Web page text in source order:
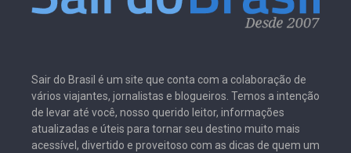
Sair do Brasil é um site que conta com a colaboração de
vários viajantes, jornalistas e blogueiros. Temos a intenção
de levar até você, nosso querido leitor, informações
atualizadas e úteis para tornar seu destino muito mais
acessível, divertido e proveitoso com as dicas de quem um